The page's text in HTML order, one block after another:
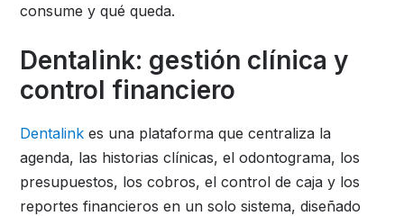
consume y qué queda.
Dentalink: gestión clínica y
control financiero
Dentalink es una plataforma que centraliza la
agenda, las historias clínicas, el odontograma, los
presupuestos, los cobros, el control de caja y los
reportes financieros en un solo sistema, diseñado